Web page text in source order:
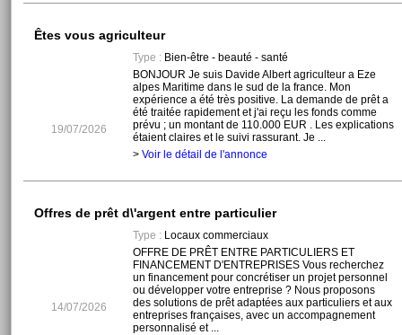
Êtes vous agriculteur
19/07/2026
Type :Bien-être - beauté - santé
BONJOUR Je suis Davide Albert agriculteur a Eze
alpes Maritime dans le sud de la france. Mon
expérience a été très positive. La demande de prêt a
été traitée rapidement et j'ai reçu les fonds comme
prévu ; un montant de 110.000 EUR . Les explications
étaient claires et le suivi rassurant. Je ...
> Voir le détail de l'annonce
Offres de prêt d\'argent entre particulier
14/07/2026
Type :Locaux commerciaux
OFFRE DE PRÊT ENTRE PARTICULIERS ET
FINANCEMENT D'ENTREPRISES Vous recherchez
un financement pour concrétiser un projet personnel
ou développer votre entreprise ? Nous proposons
des solutions de prêt adaptées aux particuliers et aux
entreprises françaises, avec un accompagnement
personnalisé et ...